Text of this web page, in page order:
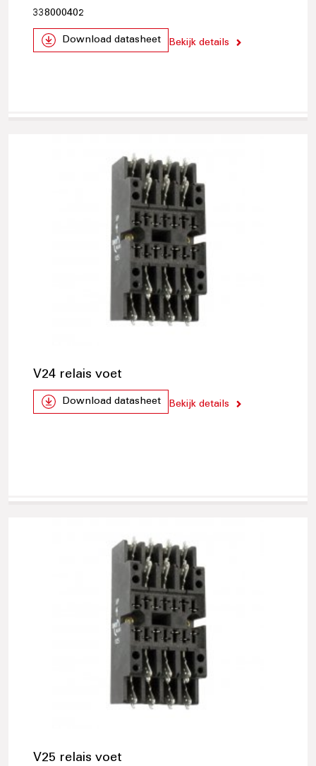
338000402
Download datasheet Bekijk details
V24 relais voet
Download datasheet Bekijk details
V25 relais voet